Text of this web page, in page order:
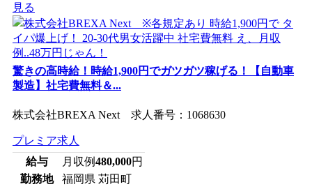
見る
驚きの高時給！時給1,900円でガツガツ稼げる！【自動車
製造】社宅費無料＆...
株式会社BREXA Next 求人番号：1068630
プレミア求人
給与
月収例480,000円
勤務地
福岡県 苅田町